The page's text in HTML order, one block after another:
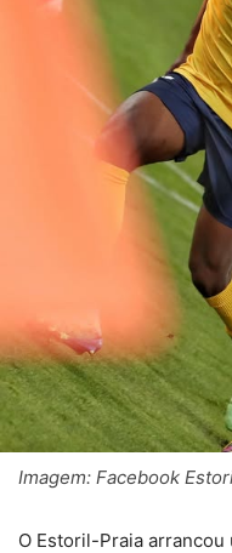
Imagem: Facebook
O Estoril-Praia